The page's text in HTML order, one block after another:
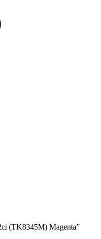
(TK8345M) Magenta”